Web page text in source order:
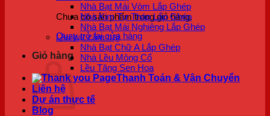
Chưa có sản phẩm trong giỏ hàng.
Quay trở lại cửa hàng
Giỏ hàng
Nhà Bạt Mái Vòm Lắp Ghép
Nhà Kim Tự Tháp Lắp Ghép
Nhà Bạt Mái Nghiêng Lắp Ghép
Lều bạt cắm trại
Nhà Bạt Chữ A Lắp Ghép
Nhà Lều Mông Cổ
Lều Tăng Sen Hoa
Thanh Toán & Vận Chuyển
Liên hệ
Dự án thực tế
Blog